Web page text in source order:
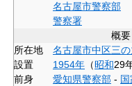
名古屋市警察部
警察署
概要
所在地
名古屋市中区三
設置
1954年 （昭和29
前身
愛知県警察部 -